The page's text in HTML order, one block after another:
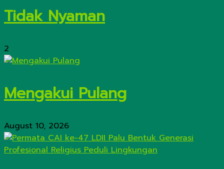
Tidak Nyaman
2
Mengakui Pulang
August 10, 2026